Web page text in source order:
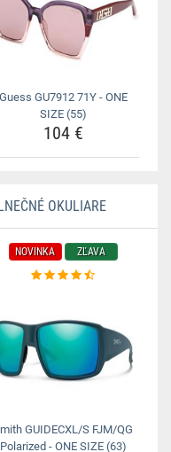
Guess GU7912 71Y - ONE
SIZE (55)
104 €
OKULIARE
NOVINKA ZĽAVA
GUIDECXL/S FJM/QG
Polarized - ONE SIZE (63)